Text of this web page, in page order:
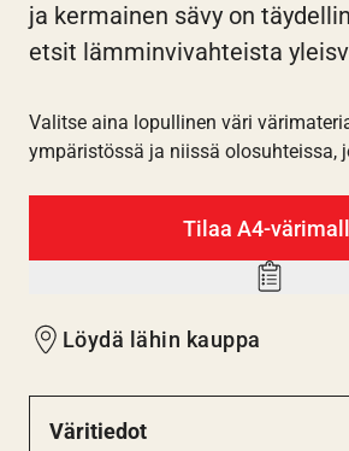
ja kermainen sävy on
etsit lämminvivahteista
Valitse aina lopullinen väri
ympäristössä ja niissä olosuhteissa,
Tilaa A4-
Add
Löydä lähin kauppa
Väritiedot